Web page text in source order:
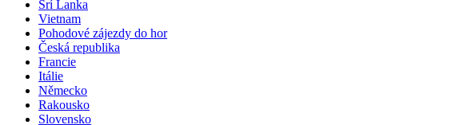
Srí Lanka
Vietnam
Pohodové zájezdy do hor
Česká republika
Francie
Itálie
Německo
Rakousko
Slovensko